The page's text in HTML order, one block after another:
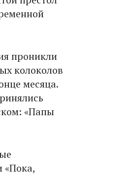
проникли
колоколов
месяца.
«Папы
«Пока,